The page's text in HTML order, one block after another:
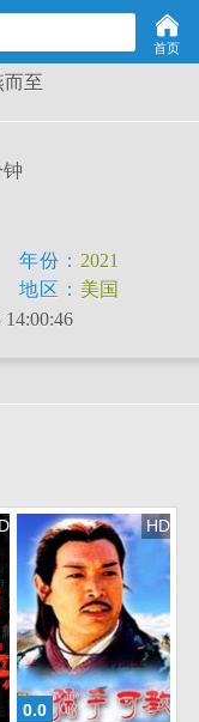
首页
而至
年份： 2021
地区： 美国
14:00:46
0.0
HD